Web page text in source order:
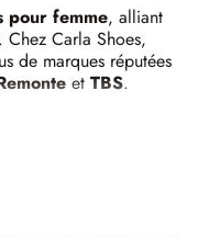
pour femme, alliant
Carla Shoes,
de marques réputées
et TBS.
l'été 2025
styles pour